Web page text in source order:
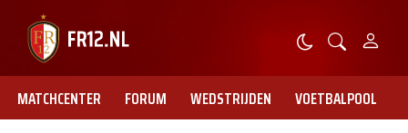
MATCHCENTER FORUM WEDSTRIJDEN VOETBALPOOL